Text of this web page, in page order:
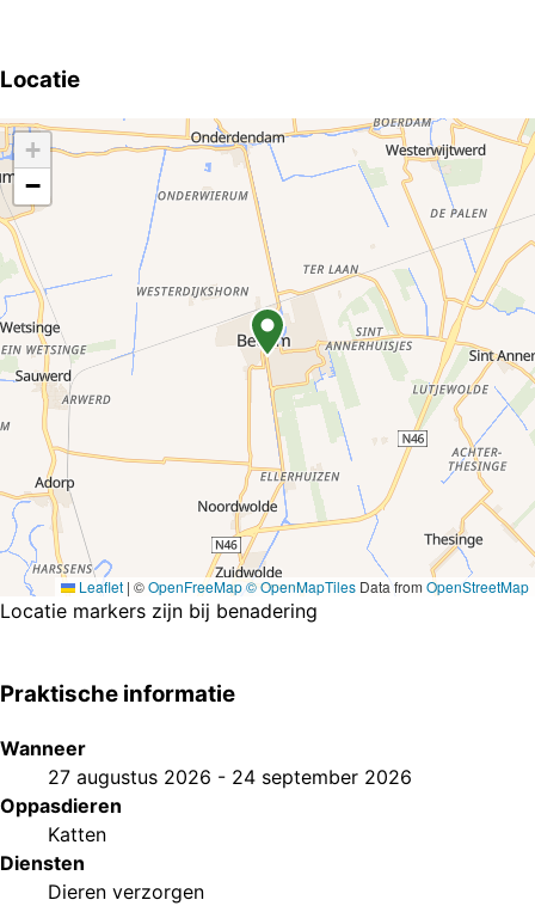
Locatie
+
−
Leaflet | ©OpenFreeMap© OpenMapTiles Data from OpenStreetMap
Locatie markers zijn bij benadering
Praktische informatie
Wanneer
27 augustus 2026 - 24 september 2026
Oppasdieren
Katten
Diensten
Dieren verzorgen